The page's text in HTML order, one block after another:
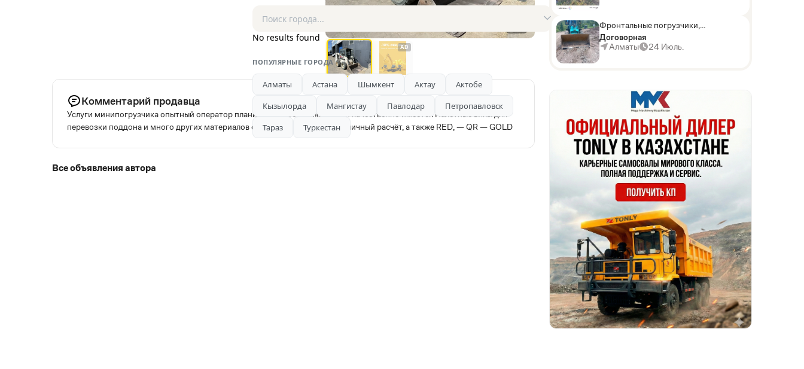
AD
Комментарий продавца
Услуги минипогрузчика опытный оператор планировка любой сложности качественно имеется Палетные вилы для
перевозки поддона и много других материалов оплата наличный и безналичный расчёт, а также RED, — QR — GOLD
Все объявления автора
Фронтальные погрузчики,
Sunward ZYJ 320
Договорная
Алматы
24 Июль.
No results found
ПОПУЛЯРНЫЕ ГОРОДА
Алматы Астана Шымкент Актау
Актобе
Кызылорда
Мангистау Павлодар
Петропавловск
Тараз
Туркестан